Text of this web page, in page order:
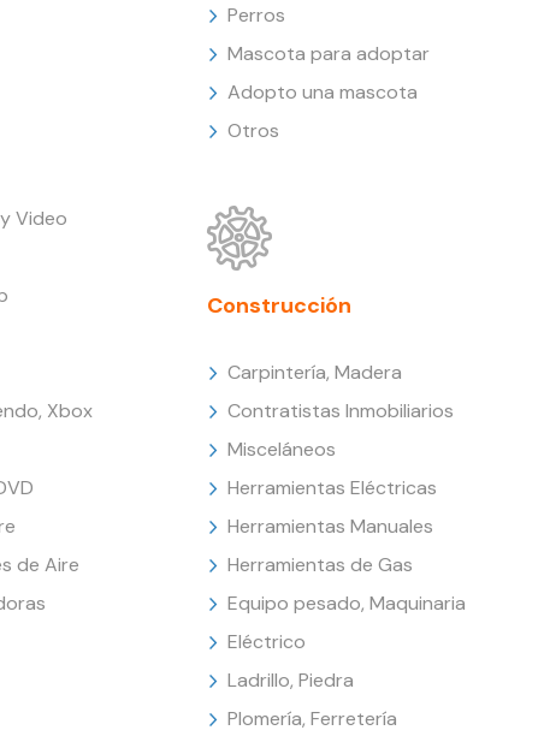
Video
Xbox
de Aire
Perros
Mascota para adoptar
Adopto una mascota
Otros
Construcción
Carpintería, Madera
Contratistas Inmobiliarios
Misceláneos
Herramientas Eléctricas
Herramientas Manuales
Herramientas de Gas
Equipo pesado, Maquinaria
Eléctrico
Ladrillo, Piedra
Plomería, Ferretería